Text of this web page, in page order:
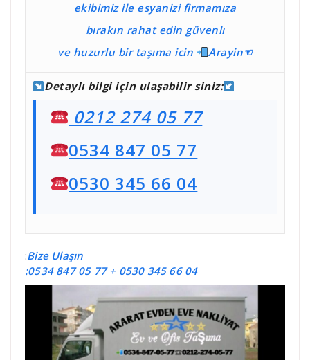
ekibimiz ile esyanizi firmamıza
bırakın rahat edin güvenlı
ve huzurlu bir taşıma icin Arayin☜
Detaylı bilgi için ulaşabilir siniz:
0212 274 05 77
0534 847 05 77
0530 345 66 04
:Bize Ulaşın
:0534 847 05 77 + 0530 345 66 04